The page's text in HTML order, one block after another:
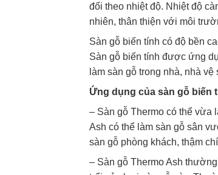
đổi theo nhiệt độ. Nhiệt độ
nhiên, thân thiện với môi
Sàn gỗ biến tính có độ bền
Sàn gỗ biến tính được ứng
làm sàn gỗ trong nhà, nhà
Ứng dụng của sàn gỗ biến
– Sàn gỗ Thermo có thể vừa
Ash có thể làm sàn gỗ sân
sàn gỗ phòng khách, thậm
– Sàn gỗ Thermo Ash